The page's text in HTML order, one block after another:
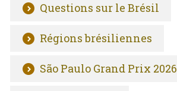
Questions sur le Brésil
Régions brésiliennes
São Paulo Grand Prix 2026